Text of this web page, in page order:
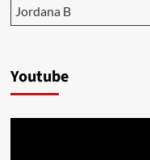
Jordana B
Youtube